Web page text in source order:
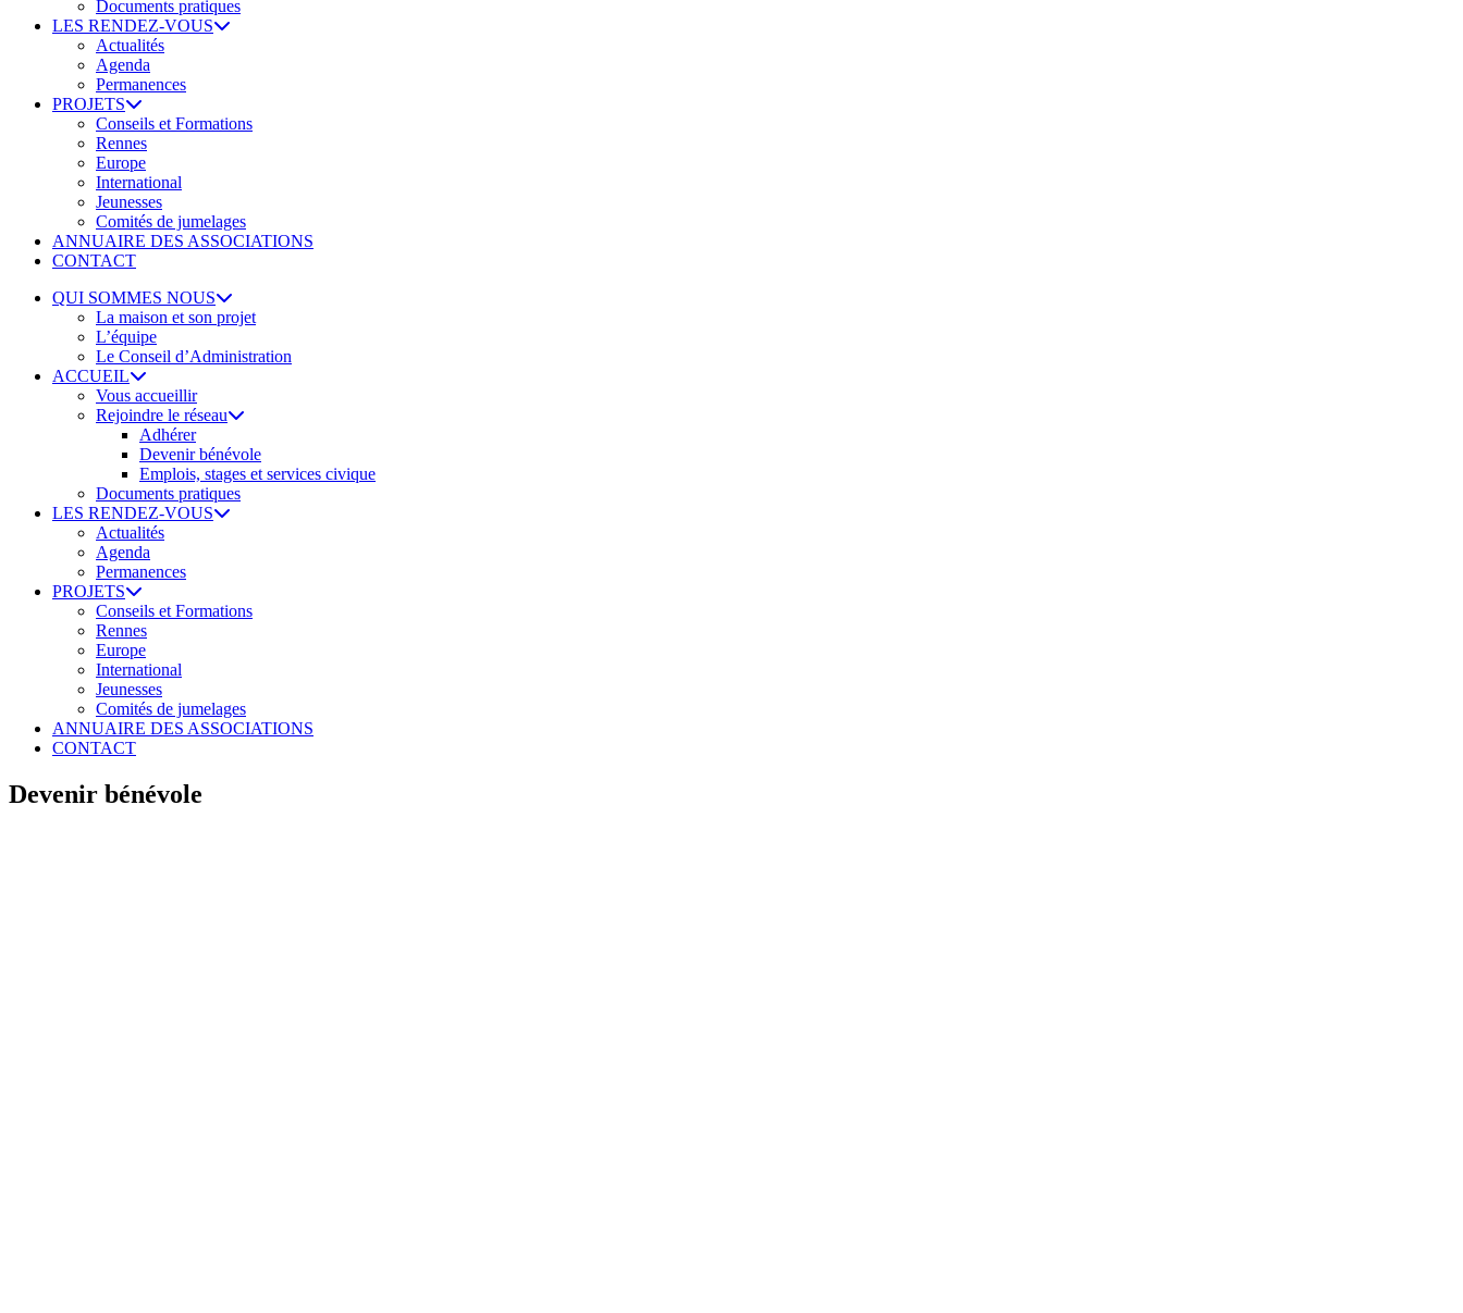
Documents pratiques
LES RENDEZ-VOUS
Actualités
Agenda
Permanences
PROJETS
Conseils et Formations
Rennes
Europe
International
Jeunesses
Comités de jumelages
ANNUAIRE DES ASSOCIATIONS
CONTACT
QUI SOMMES NOUS
La maison et son projet
L’équipe
Le Conseil d’Administration
ACCUEIL
Vous accueillir
Rejoindre le réseau
Adhérer
Devenir bénévole
Emplois, stages et services civique
Documents pratiques
LES RENDEZ-VOUS
Actualités
Agenda
Permanences
PROJETS
Conseils et Formations
Rennes
Europe
International
Jeunesses
Comités de jumelages
ANNUAIRE DES ASSOCIATIONS
CONTACT
Devenir bénévole